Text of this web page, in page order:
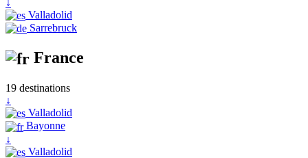
Valladolid
Sarrebruck
France
19 destinations
↓
Valladolid
Bayonne
↓
Valladolid